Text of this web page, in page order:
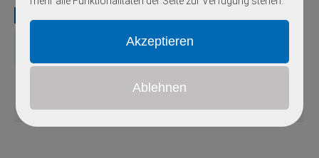
Locus Erbgang
autosomal-